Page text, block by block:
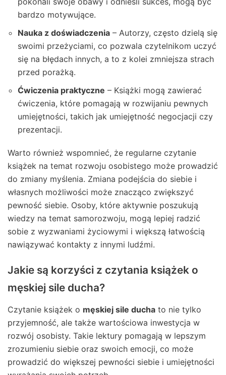
bardzo motywujące.
Nauka z doświadczenia – Autorzy, często dzielą się
swoimi przeżyciami, co pozwala czytelnikom uczyć
się na błędach innych, a to z kolei zmniejsza strach
przed porażką.
Ćwiczenia praktyczne – Książki mogą zawierać
ćwiczenia, które pomagają w rozwijaniu pewnych
umiejętności, takich jak umiejętność negocjacji czy
prezentacji.
Warto również wspomnieć, że regularne czytanie
książek na temat rozwoju osobistego może prowadzić
do zmiany myślenia. Zmiana podejścia do siebie i
własnych możliwości może znacząco zwiększyć
pewność siebie. Osoby, które aktywnie poszukują
wiedzy na temat samorozwoju, mogą lepiej radzić
sobie z wyzwaniami życiowymi i większą łatwością
nawiązywać kontakty z innymi ludźmi.
Jakie są korzyści z czytania książek o
męskiej sile ducha?
Czytanie książek o męskiej sile ducha to nie tylko
przyjemność, ale także wartościowa inwestycja w
rozwój osobisty. Takie lektury pomagają w lepszym
zrozumieniu siebie oraz swoich emocji, co może
prowadzić do większej pewności siebie i umiejętności